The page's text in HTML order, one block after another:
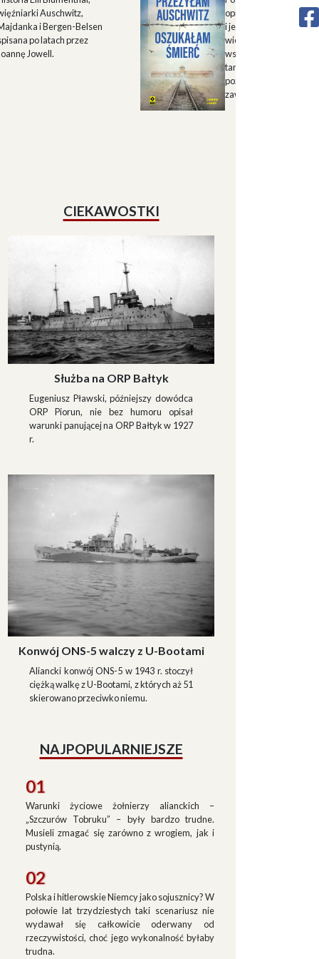
Auschwitz,
i Bergen-Belsen
po latach przez
Jowell.
opisu historii Górnego
i jego mieszkańców w
wieku oraz zapisu
wspomnień
tamtych terenów, które
pozwalają lepiej
zawiłe koleje losu
CIEKAWOSTKI
Służba na ORP Bałtyk
Eugeniusz Pławski, późniejszy dowódca
ORP Piorun, nie bez humoru opisał
warunki panującej na ORP Bałtyk w 1927
r.
Konwój ONS-5 walczy z U-Bootami
Aliancki konwój ONS-5 w 1943 r. stoczył
ciężką walkę z U-Bootami, z których aż 51
skierowano przeciwko niemu.
NAJPOPULARNIEJSZE
01
Warunki życiowe żołnierzy alianckich –
„Szczurów Tobruku” – były bardzo trudne.
Musieli zmagać się zarówno z wrogiem, jak i
pustynią.
02
Polska i hitlerowskie Niemcy jako sojusznicy? W
połowie lat trzydziestych taki scenariusz nie
wydawał się całkowicie oderwany od
rzeczywistości, choć jego wykonalność byłaby
trudna.